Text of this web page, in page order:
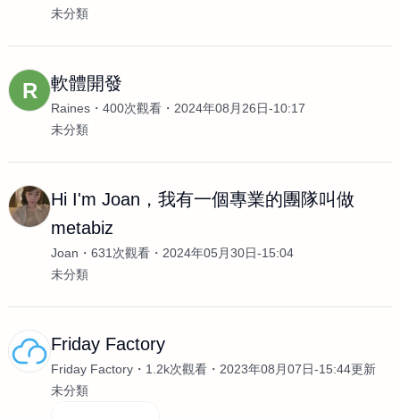
未分類
R 軟體開發
Raines 400次觀看
2024年08月26日-10:17
未分類
Hi I'm Joan，我有一個專業的團隊叫做
metabiz
Joan 631次觀看
2024年05月30日-15:04
未分類
Friday Factory
Friday Factory 1.2k次觀看
2023年08月07日-15:44更新
未分類